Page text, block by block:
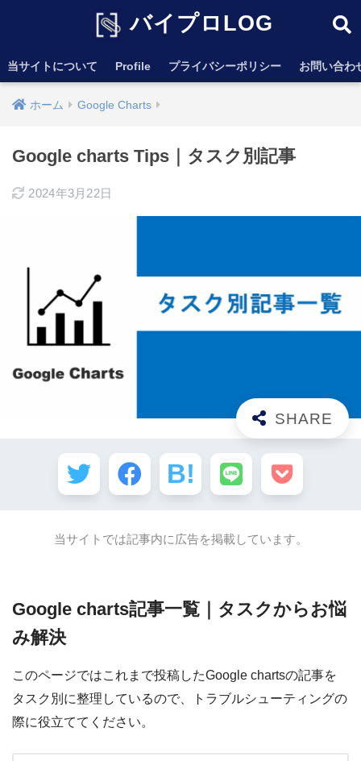
バイプロLOG
当サイトについて Profile プライバシーポリシー お問い合わ
ホーム Google Charts
Google charts Tips｜タスク別記事
2024年3月22日
当サイトでは記事内に広告を掲載しています。
Google charts記事一覧｜タスクからお悩
み解決
このページではこれまで投稿したGoogle chartsの記事を
タスク別に整理しているので、トラブルシューティングの
際に役立ててください。